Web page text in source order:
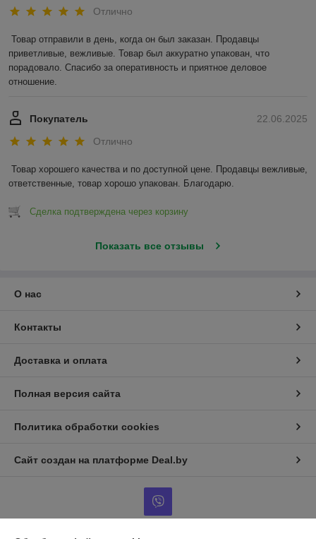
Отлично
Товар отправили в день, когда он был заказан. Продавцы
приветливые, вежливые. Товар был аккуратно упакован, что
порадовало. Спасибо за оперативность и приятное деловое
отношение.
22.06.2025
Покупатель
Отлично
Товар хорошего качества и по доступной цене. Продавцы вежливые,
ответственные, товар хорошо упакован. Благодарю.
Сделка подтверждена через корзину
Показать все отзывы
О нас
Контакты
Доставка и оплата
Полная версия сайта
Политика обработки cookies
Сайт создан на платформе Deal.by